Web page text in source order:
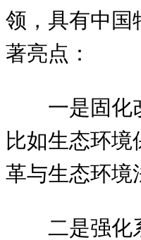
领，具有中国
著亮点：
一是固化
比如生态环
革与生态环境
二是强化